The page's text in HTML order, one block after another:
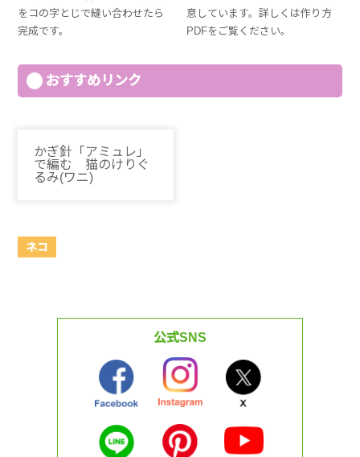
をコの字とじで縫い合わせたら
完成です。
意しています。詳しくは作り方
PDFをご覧ください。
おすすめリンク
かぎ針「アミュレ」
で編む 猫のけりぐ
るみ(ワニ)
ネコ
公式SNS